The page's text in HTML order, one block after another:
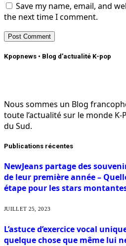
Save my name, email, and
the next time I comment.
Kpopnews • Blog d’actualité K-pop
Nous sommes un Blog
toute l’actualité sur le monde K-
du Sud.
Publications récentes
NewJeans partage des
de leur première année –
étape pour les stars
JUILLET 25, 2023
L’astuce d’exercice vocal
quelque chose que même lui